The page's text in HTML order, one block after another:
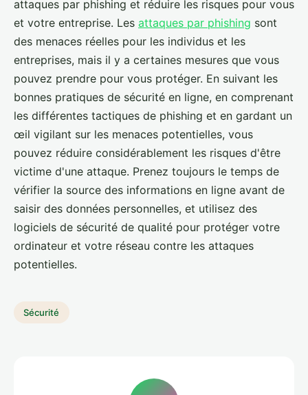
attaques par phishing et réduire les risques pour vous
et votre entreprise. Les attaques par phishing sont
des menaces réelles pour les individus et les
entreprises, mais il y a certaines mesures que vous
pouvez prendre pour vous protéger. En suivant les
bonnes pratiques de sécurité en ligne, en comprenant
les différentes tactiques de phishing et en gardant un
œil vigilant sur les menaces potentielles, vous
pouvez réduire considérablement les risques d'être
victime d'une attaque. Prenez toujours le temps de
vérifier la source des informations en ligne avant de
saisir des données personnelles, et utilisez des
logiciels de sécurité de qualité pour protéger votre
ordinateur et votre réseau contre les attaques
potentielles.
Sécurité